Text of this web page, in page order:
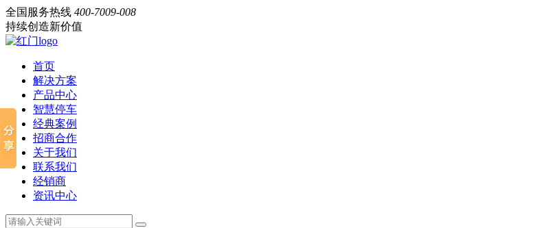
全国服务热线 400-7009-008
持续创造新价值
首页
解决方案
产品中心
智慧停车
经典案例
招商合作
关于我们
联系我们
经销商
资讯中心